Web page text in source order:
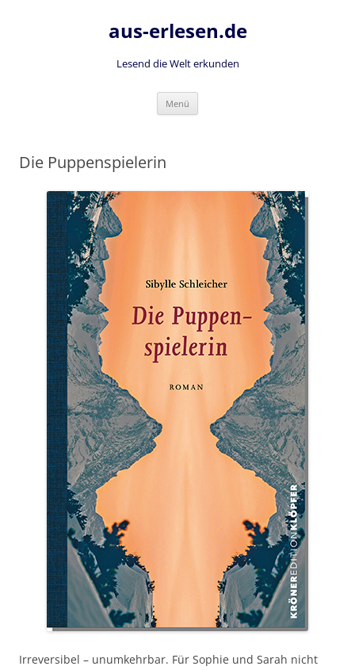
aus-erlesen.de
Lesend die Welt erkunden
Menü
Die Puppenspielerin
Irreversibel – unumkehrbar. Für Sophie und Sarah nicht